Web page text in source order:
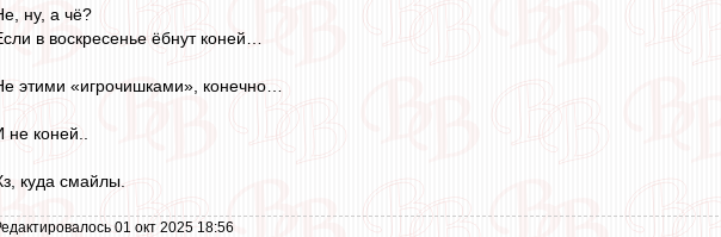
ну, а чё?
в воскресенье ёбнут коней…
этими «игрочишками», конечно…
не коней..
куда смайлы.
01 окт 2025 18:56